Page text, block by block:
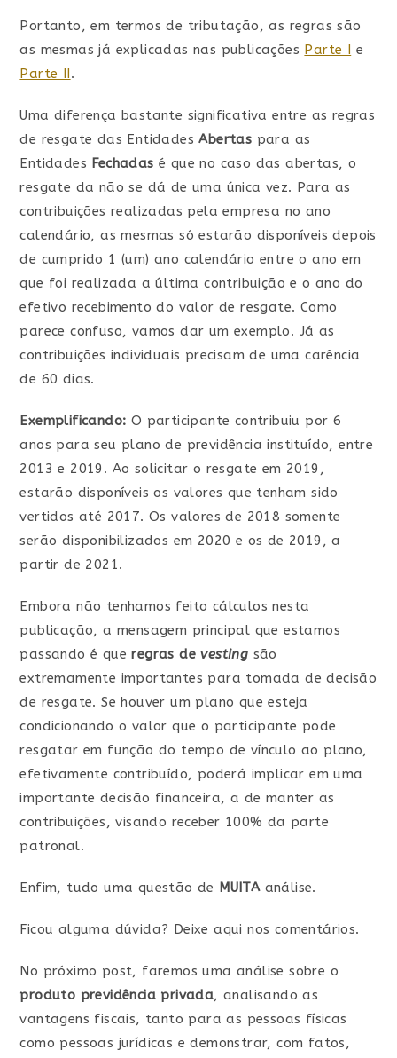
Portanto, em termos de tributação, as regras são
as mesmas já explicadas nas publicações Parte I e
Parte II.
Uma diferença bastante significativa entre as regras
de resgate das EntidadesAbertas para as
Entidades Fechadas é que no caso das abertas, o
resgate da não se dá de uma única vez. Para as
contribuições realizadas pela empresa no ano
calendário, as mesmas só estarão disponíveis depois
de cumprido 1 (um) ano calendário entre o ano em
que foi realizada a última contribuição e o ano do
efetivo recebimento do valor de resgate. Como
parece confuso, vamos dar um exemplo. Já as
contribuições individuais precisam de uma carência
de 60 dias.
Exemplificando: O participante contribuiu por 6
anos para seu plano de previdência instituído, entre
2013 e 2019. Ao solicitar o resgate em 2019,
estarão disponíveis os valores que tenham sido
vertidos até 2017. Os valores de 2018 somente
serão disponibilizados em 2020 e os de 2019, a
partir de 2021.
Embora não tenhamos feito cálculos nesta
publicação, a mensagem principal que estamos
passando é queregras devesting são
extremamente importantes para tomada de decisão
de resgate. Se houver um plano que esteja
condicionando o valor que o participante pode
resgatar em função do tempo de vínculo ao plano,
efetivamente contribuído, poderá implicar em uma
importante decisão financeira, a de manter as
contribuições, visando receber 100% da parte
patronal.
Enfim, tudo uma questão de MUITAanálise.
Ficou alguma dúvida? Deixe aqui nos comentários.
No próximo post, faremos uma análise sobre o
produto previdência privada, analisando as
vantagens fiscais, tanto para as pessoas físicas
como pessoas jurídicas e demonstrar, com fatos,